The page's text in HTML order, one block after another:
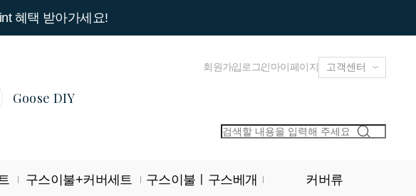
혜택 받아가세요!
Goose DIY
회원가입로그인마이페이지
구스이불+커버세트 구스이불ㅣ구스베개 커버류